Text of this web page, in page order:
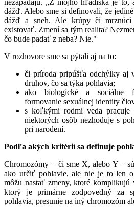
dážď. Alebo sme si definovali, že
dážď a sneh. Ale krúpy či mrznúci
existovať. Zmení sa tým realita?
čo bude padať z neba? Nie."
V rozhovore sme sa pýtali aj na to:
či príroda pripúšťa odchýlky aj
druhov, čo sa týka pohlavia;
ako biologické a sociálne
formovanie sexuálnej identity
s koľkými rodmi veda pracuje
niektorých osôb nezhoduje s
pri narodení.
Podľa akých kritérií sa definuje
Chromozómy – či sme X, alebo Y –
ako určiť pohlavie, ale nie je to len
môžu nastať zmeny, ktoré
ktorý je primárne zodpovedný za
pohlavia, presunie na iný chromozóm